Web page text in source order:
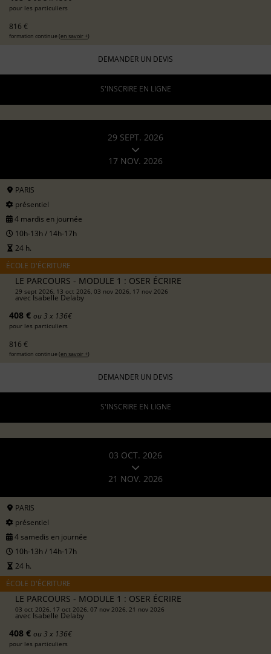
pour les particuliers
816 €
formation continue (en savoir +)
DEMANDER UN DEVIS
S'INSCRIRE EN LIGNE
29 SEPT. 2026
17 NOV. 2026
PARIS
présentiel
4 mardis en journée
10h-13h / 14h-17h
24 h.
ÉCOLE D'ÉCRITURE
LE PARCOURS - MODULE 1 : OSER ÉCRIRE
29 sept 2026, 13 oct 2026, 03 nov 2026, 17 nov 2026
avecIsabelle Delaby
408 € ou 3 x 136€
pour les particuliers
816 €
formation continue (en savoir +)
DEMANDER UN DEVIS
S'INSCRIRE EN LIGNE
03 OCT. 2026
21 NOV. 2026
PARIS
présentiel
4 samedis en journée
10h-13h / 14h-17h
24 h.
ÉCOLE D'ÉCRITURE
LE PARCOURS - MODULE 1 : OSER ÉCRIRE
03 oct 2026, 17 oct 2026, 07 nov 2026, 21 nov 2026
avec Isabelle Delaby
408 € ou 3 x 136€
pour les particuliers